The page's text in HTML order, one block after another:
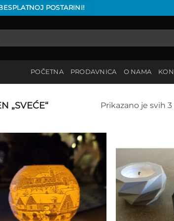
POSTARINI!
POČETNA PRODAVNICA O NAMA
„SVEĆE“ Prikazano je svih
Add to
wishlist